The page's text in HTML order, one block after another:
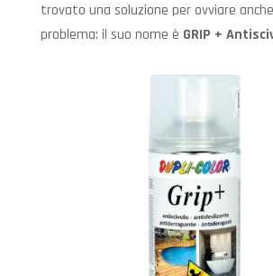
trovato una soluzione per ovviare
problema: il suo nome è GRIP +